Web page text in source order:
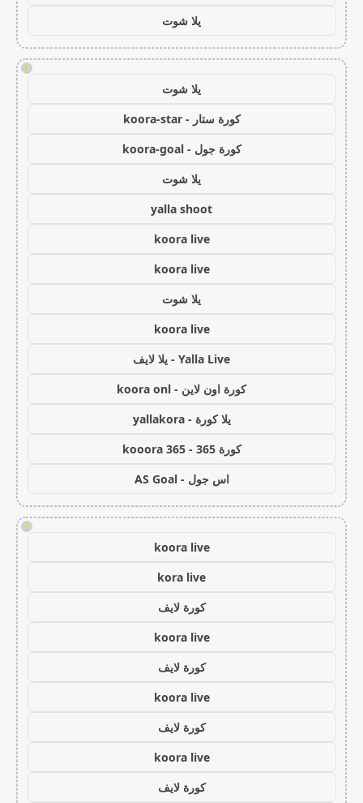
يلا شوت
!
يلا شوت
كورة ستار - koora-star
كورة جول - koora-goal
يلا شوت
yalla shoot
koora live
koora live
يلا شوت
koora live
Yalla Live - يلا لايف
كورة اون لاين - koora onl
يلا كورة - yallakora
كورة 365 - kooora 365
اس جول - AS Goal
!
koora live
kora live
كورة لايف
koora live
كورة لايف
koora live
كورة لايف
koora live
كورة لايف